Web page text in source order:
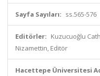
Sayfa Sayıları: ss.565-576
Editörler: Kuzucuoğlu
Nizamettin, Editör
Hacettepe Üniversitesi